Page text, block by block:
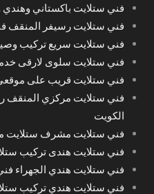
فني ستلايت باكستاني
فني ستلايت رسيفر المنقف
فني ستلايت سريع تركيب
فني ستلايت سلوى لارقى
فني ستلايت قريب على
الكويت
فني ستلايت مشرف
فني ستلايت هندى تركيب
فني ستلايت هندي الجهراء
فني ستلايت هندي تركيب